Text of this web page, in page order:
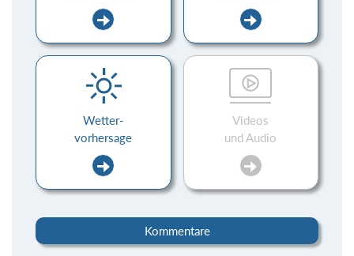
Wetter-
vorhersage
Videos
und Audio
Kommentare